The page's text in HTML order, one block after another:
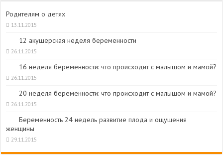
Родителям о детях
13.11.2015
12 акушерская неделя беременности
26.11.2015
16 неделя беременности: что происходит с малышом и мамой?
26.11.2015
20 неделя беременности: что происходит с малышом и мамой?
26.11.2015
Беременность 24 недель развитие плода и ощущения
женщины
29.11.2015